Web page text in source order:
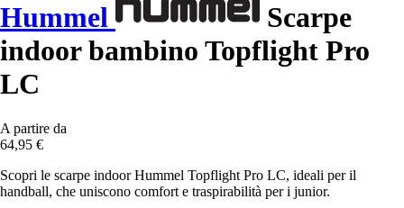
Hummel
Scarpe
indoor bambino Topflight Pro
LC
A partire da
64,95 €
Scopri le scarpe indoor Hummel Topflight Pro LC, ideali per il
handball, che uniscono comfort e traspirabilità per i junior.